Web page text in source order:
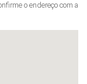
o endereço com a